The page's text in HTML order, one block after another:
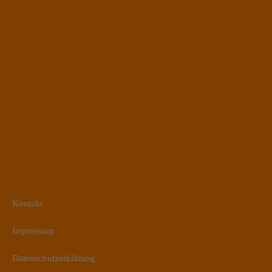
Kontakt
Impressum
Datenschutzerklärung